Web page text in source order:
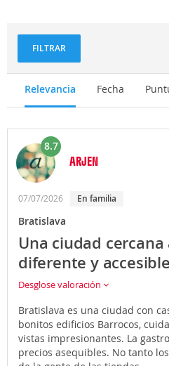
FILTRAR
Relevancia Fecha
8.7
ARJEN
07/07/2026 En familia
Bratislava
Una ciudad
diferente y
Desglose valoración
Bratislava es una ciudad con
bonitos edificios Barrocos,
vistas impresionantes. La
precios asequibles. No tanto